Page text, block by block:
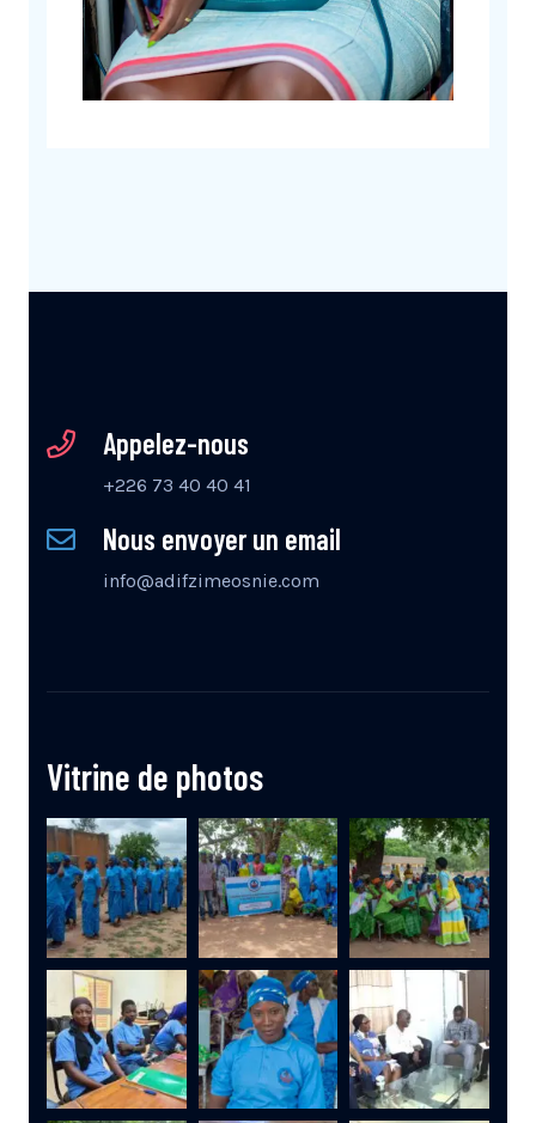
Appelez-nous
+226 73 40 40 41
Nous envoyer un email
info@adifzimeosnie.com
Vitrine de photos